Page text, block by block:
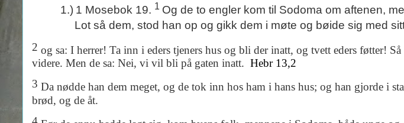
1.) 1 Mosebok 19. 1 Og de to engler kom til Sodoma om aftenen,
Lot så dem, stod han op og gikk dem i møte og bøide sig med
2 og sa: I herrer! Ta inn i eders tjeners hus og bli der inatt, og tvett eders føtter!
videre. Men de sa: Nei, vi vil bli på gaten inatt. Hebr 13,2
3 Da nødde han dem meget, og de tok inn hos ham i hans hus; og han gjorde i
brød, og de åt.